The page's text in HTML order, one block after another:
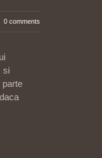
0 comments
si
parte